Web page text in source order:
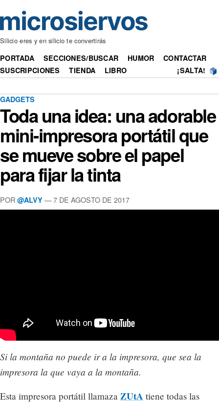
Silicio eres y en silicio te convertirás
PORTADA SECCIONES/BUSCAR HUMOR
CONTACTAR
SUSCRIPCIONES
TIENDA LIBRO ¡SALTA!
GADGETS
Toda una idea: una adorable
mini‑impresora portátil que
se mueve sobre el papel
para fijar la tinta
POR @ALVY — 7 DE AGOSTO DE 2017
Si la montaña no puede ir a la impresora, que sea la
impresora la que vaya a la montaña.
Esta impresora portátil llamaza ZUtA tiene todas las